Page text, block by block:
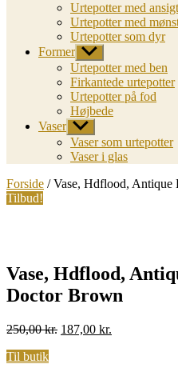
Urtepotter med
Urtepotter med
Urtepotter som dyr
Former Vis
undermenu
Urtepotter med ben
Firkantede urtepotter
Urtepotter på fod
Højbede
Vaser Vis
undermenu
Vaser som urtepotter
Vaser i glas
Forside / Vase, Hdflood,
Tilbud!
Vase, Hdflood,
Doctor Brown
250,00kr. Original
187,00 kr.
Til butik